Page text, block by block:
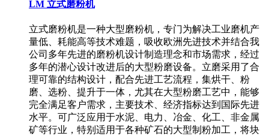
LM 立式磨粉机
立式磨粉机是一种大型磨粉机，专门为解决工业磨机产
量低、耗能高等技术难题，吸收欧洲先进技术并结合我
公司多年先进的磨粉机设计制造理念和市场需求，经过
多年的潜心设计改进后的大型粉磨设备。立磨采用了合
理可靠的结构设计，配合先进工艺流程，集烘干、粉
磨、选粉、提升于一体，尤其在大型粉磨工艺中，能够
完全满足客户需求，主要技术、经济指标达到国际先进
水平。可广泛应用于水泥、电力、冶金、化工、非金属
矿等行业，特别适用于各种矿石的大型制粉加工，将块